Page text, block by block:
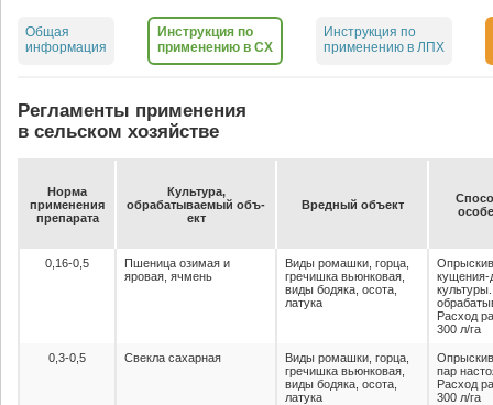
Общая
информация
Инструкция по
применению в СХ
Инструкция по
применению в ЛПХ
Регламенты применения
в сельском хозяйстве
Нор­ма
при­ме­не­ния
пре­па­ра­та
Куль­ту­ра,
об­ра­ба­ты­ва­емый объ­
ект
Вред­ный объ­ект
0,16-0,5
Пшеница озимая и
яровая, ячмень
Виды ромашки, горца,
гречишка вьюнковая,
виды бодяка, осота,
латука
кущения-
Расход
300 л/га
0,3-0,5 Свекла сахарная
Виды ромашки, горца,
гречишка вьюнковая,
виды бодяка, осота,
латука
пар
Расход
300 л/га